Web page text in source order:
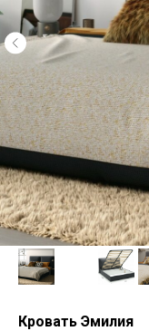
Кровать Эмилия